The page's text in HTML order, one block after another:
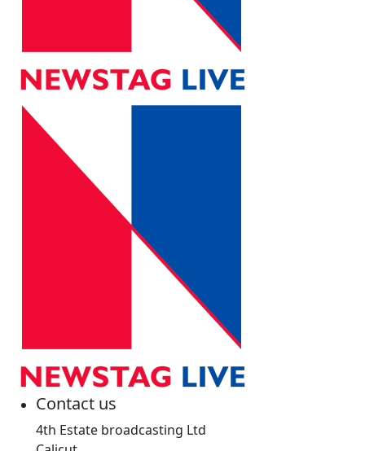
Contact us
4th Estate broadcasting Ltd